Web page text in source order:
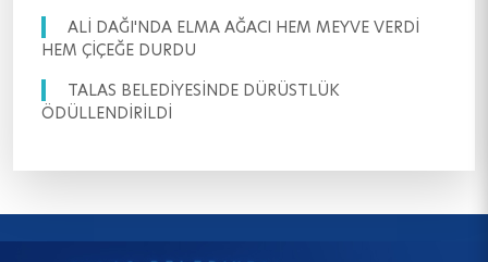
ALİ DAĞI'NDA ELMA AĞACI HEM MEYVE VERDİ
HEM ÇİÇEĞE DURDU
TALAS BELEDİYESİNDE DÜRÜSTLÜK
ÖDÜLLENDİRİLDİ